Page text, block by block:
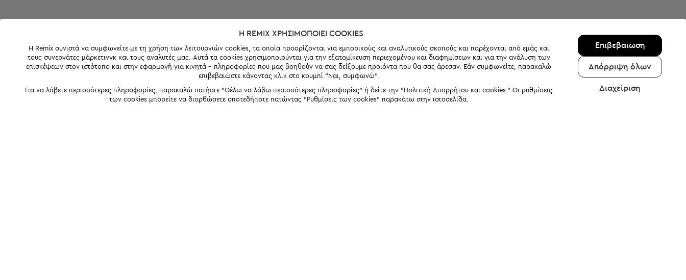
Η REMIX ΧΡΗΣΙΜΟΠΟΙΕΊ COOKIES
Η Remix συνιστά να συμφωνείτε με τη χρήση των λειτουργιών cookies, τα οποία προορίζονται για εμπορικούς και αναλυτικούς σκοπούς και παρέχονται από εμάς και
τους συνεργάτες μάρκετινγκ και τους αναλυτές μας. Αυτά τα cookies χρησιμοποιούνται για την εξατομίκευση περιεχομένου και διαφημίσεων και για την ανάλυση των
επισκέψεων στον ιστότοπο και στην εφαρμογή για κινητά - πληροφορίες που μας βοηθούν να σας δείξουμε προϊόντα που θα σας άρεσαν. Εάν συμφωνείτε, παρακαλώ
επιβεβαιώστε κάνοντας κλικ στο κουμπί "Ναι, συμφωνώ".
Για να λάβετε περισσότερες πληροφορίες, παρακαλώ πατήστε "Θέλω να λάβω περισσότερες πληροφορίες" ή δείτε την "Πολιτική Απορρήτου και cookies." Οι ρυθμίσεις
των cookies μπορείτε να διορθώσετε οποτεδήποτε πατώντας "Ρυθμίσεις των cookies" παρακάτω στην ιστοσελίδα.
Επιβεβαιωση
Απόρριψη όλων
Διαχείριση